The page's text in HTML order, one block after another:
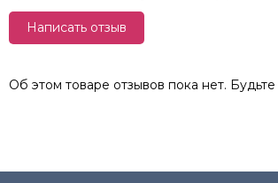
Написать отзыв
Об этом товаре отзывов пока нет.